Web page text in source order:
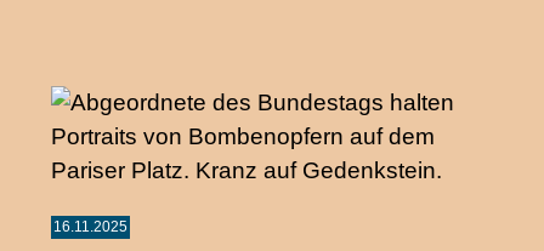
16.11.2025